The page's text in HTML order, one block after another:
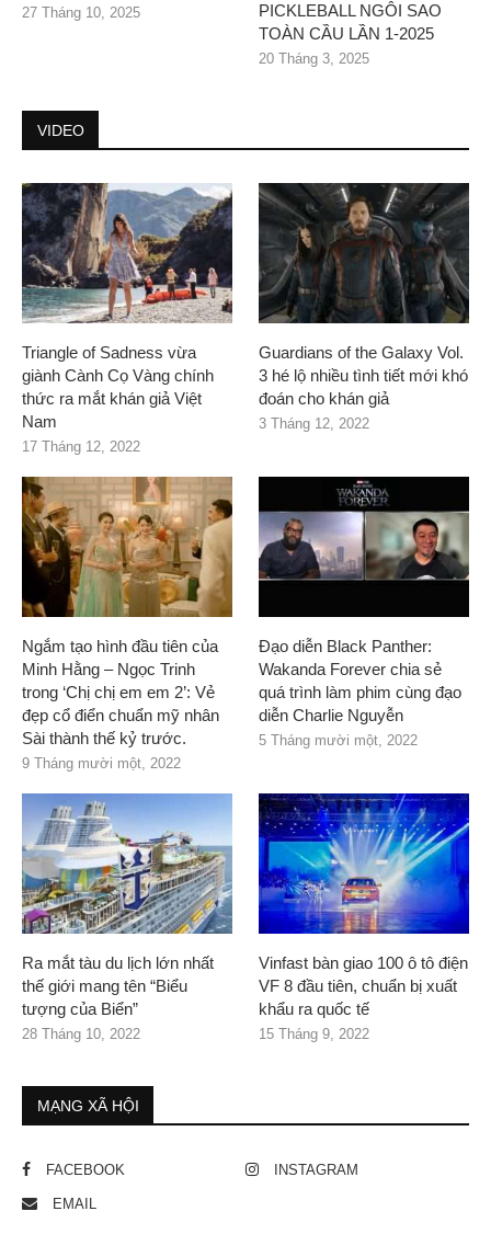
27 Tháng 10, 2025
PICKLEBALL NGÔI SAO
TOÀN CẦU LẦN 1-2025
20 Tháng 3, 2025
VIDEO
Triangle of Sadness vừa
giành Cành Cọ Vàng chính
thức ra mắt khán giả Việt
Nam
17 Tháng 12, 2022
Guardians of the Galaxy Vol.
3 hé lộ nhiều tình tiết mới khó
đoán cho khán giả
3 Tháng 12, 2022
Ngắm tạo hình đầu tiên của
Minh Hằng – Ngọc Trinh
trong ‘Chị chị em em 2’: Vẻ
đẹp cổ điển chuẩn mỹ nhân
Sài thành thế kỷ trước.
9 Tháng mười một, 2022
Đạo diễn Black Panther:
Wakanda Forever chia sẻ
quá trình làm phim cùng đạo
diễn Charlie Nguyễn
5 Tháng mười một, 2022
Ra mắt tàu du lịch lớn nhất
thế giới mang tên “Biểu
tượng của Biển”
28 Tháng 10, 2022
Vinfast bàn giao 100 ô tô điện
VF 8 đầu tiên, chuẩn bị xuất
khẩu ra quốc tế
15 Tháng 9, 2022
MẠNG XÃ HỘI
FACEBOOK INSTAGRAM
EMAIL